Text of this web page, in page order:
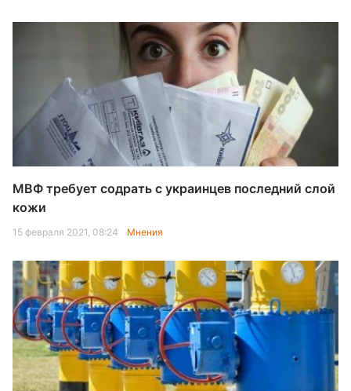
МВФ требует содрать с украинцев последний слой
кожи
15 февраля 2021, 08:24 Мнения